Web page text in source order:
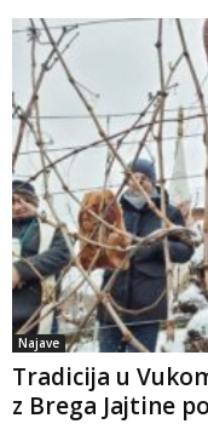
Najave
Tradicija u
z Brega Jajtine